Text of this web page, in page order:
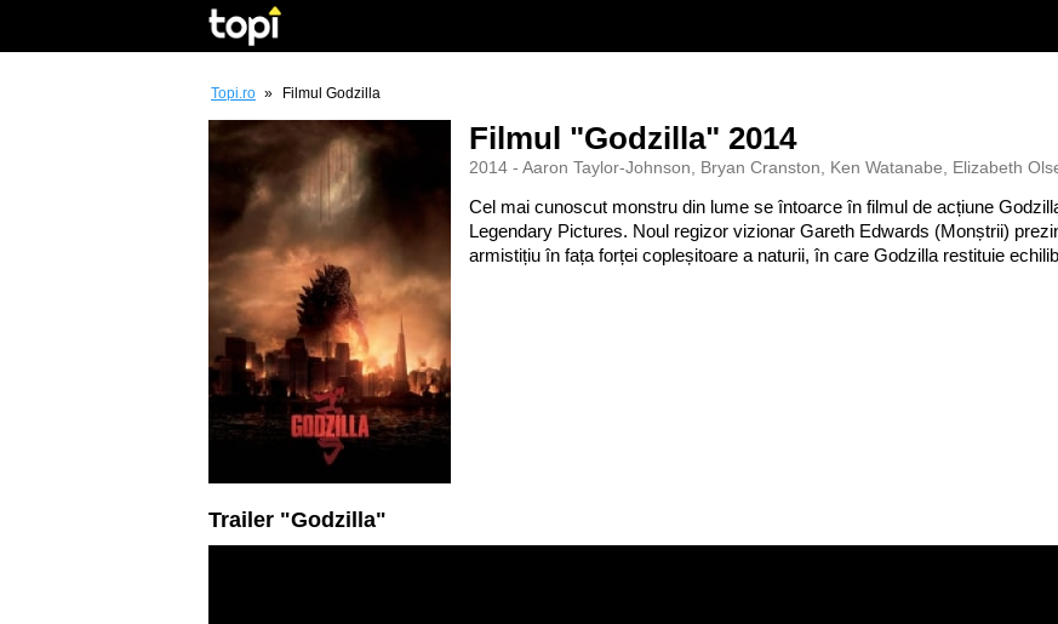
Topi.ro » Filmul Godzilla
Filmul "Godzilla" 2014
2014 - Aaron Taylor-Johnson, Bryan Cranston, Ken Watanabe, Elizabeth
Cel mai cunoscut monstru din lume se întoarce în filmul de acțiune
Legendary Pictures. Noul regizor vizionar Gareth Edwards (Monștrii)
armistițiu în fața forței copleșitoare a naturii, în care Godzilla restituie
Trailer "Godzilla"